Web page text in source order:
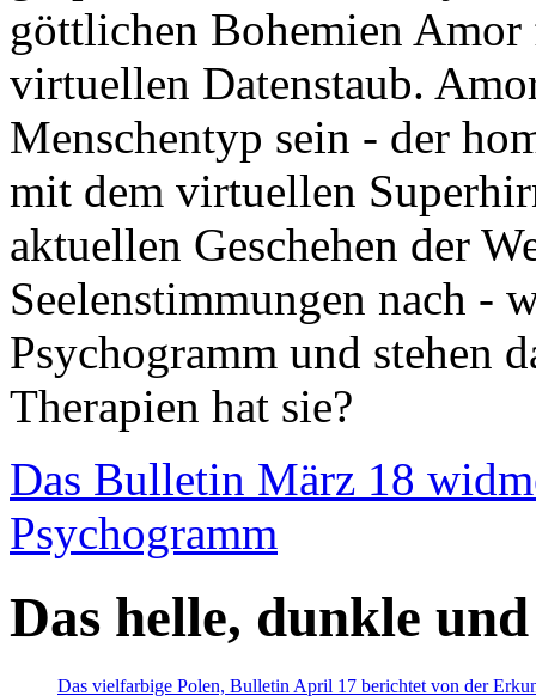
göttlichen Bohemien
virtuellen Datenstaub.
Menschentyp sein - der
mit dem virtuellen
aktuellen Geschehen der
Seelenstimmungen nach -
Psychogramm und stehen
Therapien hat sie?
Das Bulletin März 18
Psychogramm
Das helle, dunkle
Das vielfarbige Polen, Bulletin April 17 berichtet von der